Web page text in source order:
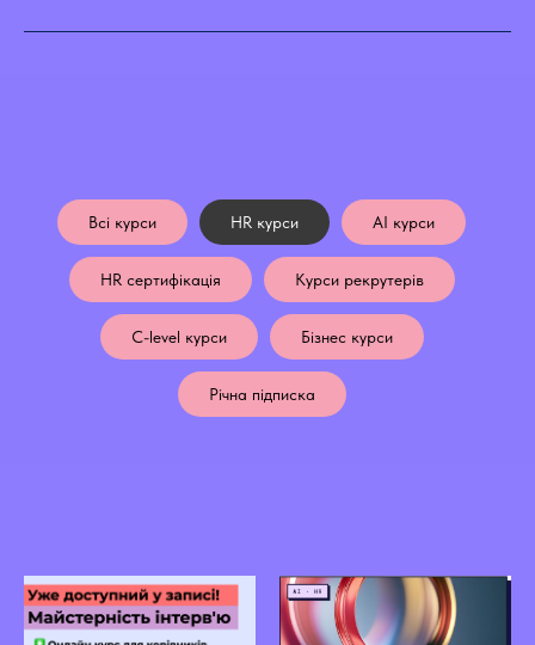
Всі курси HR курси AI курси
HR сертифікація Курси рекрутерів
C-level курси Бізнес курси
Річна підписка